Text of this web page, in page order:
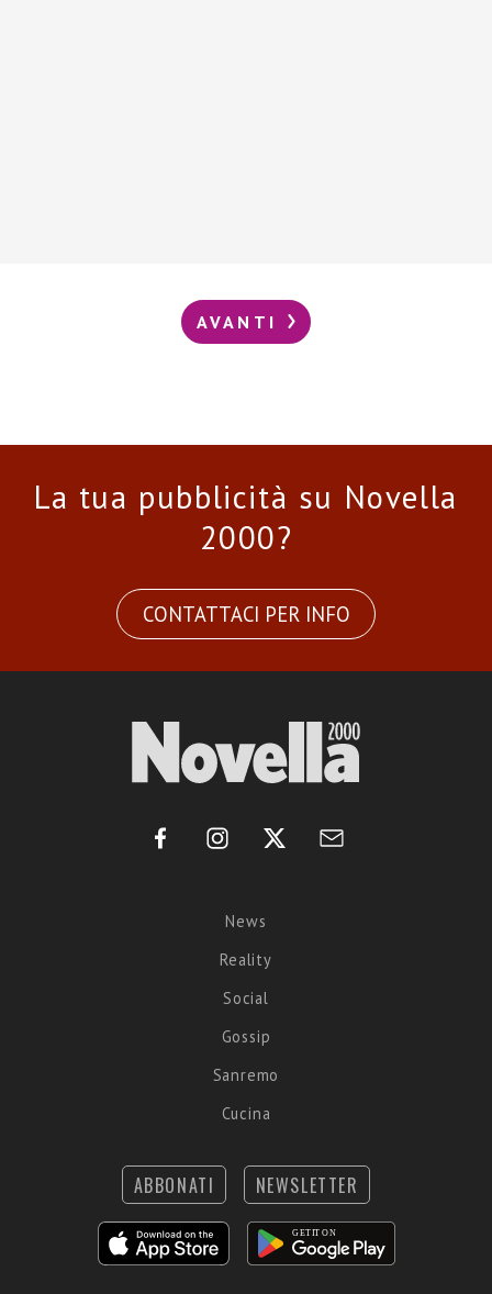
AVANTI
La tua pubblicità su Novella
2000?
CONTATTACI PER INFO
News
Reality
Social
Gossip
Sanremo
Cucina
ABBONATI NEWSLETTER